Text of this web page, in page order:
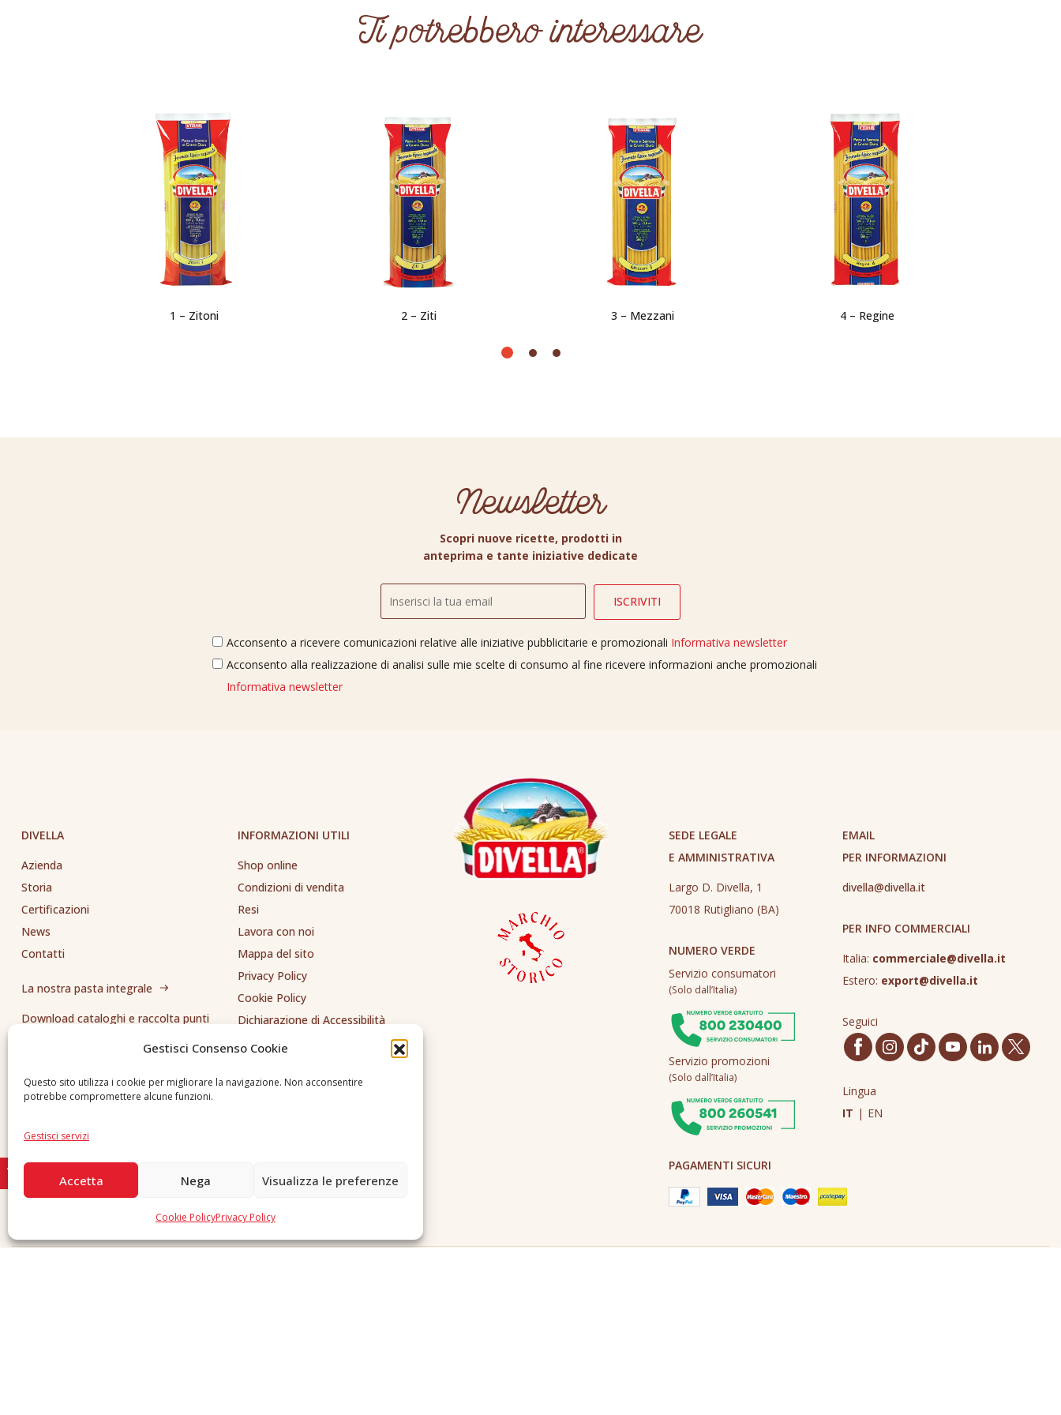
Gestisci Consenso Cookie
Questo sito utilizza i cookie per migliorare la navigazione. Non acconsentire
potrebbe compromettere alcune funzioni.
Gestisci servizi
Accetta Nega Visualizza le preferenze
Cookie PolicyPrivacy Policy
Ti potrebbero interessare
1 – Zitoni 2 – Ziti 3 – Mezzani 4 – Regine
Newsletter
Scopri nuove ricette, prodotti in
anteprima e tante iniziative dedicate
Acconsento a ricevere comunicazioni relative alle iniziative pubblicitarie e promozionali Informativa newsletter
Acconsento alla realizzazione di analisi sulle mie scelte di consumo al fine ricevere informazioni anche promozionali
Informativa newsletter
DIVELLA
Azienda
Storia
Certificazioni
News
Contatti
La nostra pasta integrale
Download cataloghi e raccolta punti
INFORMAZIONI UTILI
Shop online
Condizioni di vendita
Resi
Lavora con noi
Mappa del sito
Privacy Policy
Cookie Policy
Dichiarazione di Accessibilità
Whistleblowing
SEDE LEGALE
E AMMINISTRATIVA
Largo D. Divella, 1
70018 Rutigliano (BA)
NUMERO VERDE
Servizio consumatori
(Solo dall’Italia)
Servizio promozioni
(Solo dall’Italia)
EMAIL
PER INFORMAZIONI
divella@divella.it
PER INFO COMMERCIALI
Italia: commerciale@divella.it
Estero: export@divella.it
Seguici
Lingua
IT | EN
PAGAMENTI SICURI